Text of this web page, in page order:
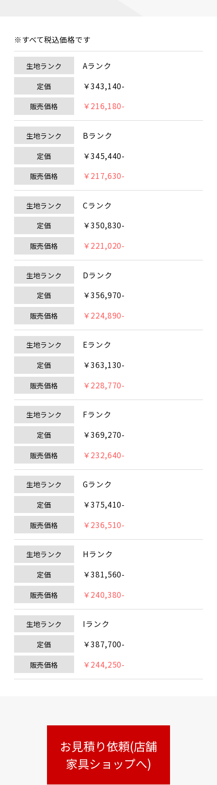
※すべて税込価格です
生地ランク Aランク
定価 ￥343,140-
販売価格 ￥216,180-
生地ランク Bランク
定価 ￥345,440-
販売価格 ￥217,630-
生地ランク Cランク
定価 ￥350,830-
販売価格 ￥221,020-
生地ランク Dランク
定価 ￥356,970-
販売価格 ￥224,890-
生地ランク Eランク
定価 ￥363,130-
販売価格 ￥228,770-
生地ランク Fランク
定価 ￥369,270-
販売価格 ￥232,640-
生地ランク Gランク
定価 ￥375,410-
販売価格 ￥236,510-
生地ランク Hランク
定価 ￥381,560-
販売価格 ￥240,380-
生地ランク Iランク
定価 ￥387,700-
販売価格 ￥244,250-
お見積り依頼(店舗
家具ショップへ)